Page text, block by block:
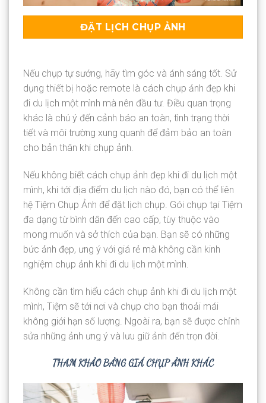
ĐẶT LỊCH CHỤP ẢNH
Nếu chụp tự sướng, hãy tìm góc và ánh sáng tốt. Sử
dụng thiết bị hoặc remote là cách chụp ảnh đẹp khi
đi du lịch một mình mà nên đầu tư. Điều quan trọng
khác là chú ý đến cảnh báo an toàn, tình trạng thời
tiết và môi trường xung quanh để đảm bảo an toàn
cho bản thân khi chụp ảnh.
Nếu không biết cách chụp ảnh đẹp khi đi du lịch một
mình, khi tới địa điểm du lịch nào đó, bạn có thể liên
hệ Tiệm Chụp Ảnh để đặt lịch chụp. Gói chụp tại Tiệm
đa dạng từ bình dân đến cao cấp, tùy thuộc vào
mong muốn và sở thích của bạn. Bạn sẽ có những
bức ảnh đẹp, ưng ý với giá rẻ mà không cần kinh
nghiệm chụp ảnh khi đi du lịch một mình.
Không cần tìm hiểu cách chụp ảnh khi đi du lịch một
mình, Tiệm sẽ tới nơi và chụp cho bạn thoải mái
không giới hạn số lượng. Ngoài ra, bạn sẽ được chỉnh
sửa những ảnh ưng ý và lưu giữ ảnh đến trọn đời.
THAM KHẢO BẢNG GIÁ CHỤP ẢNH KHÁC